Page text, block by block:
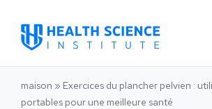
maison » Exercices du plancher pelvien :
portables pour une meilleure santé